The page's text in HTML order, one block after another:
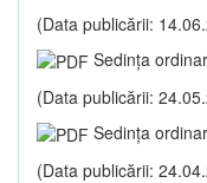
(Data publicării:
Sedinţa
(Data publicării:
Sedinţa
(Data publicării: